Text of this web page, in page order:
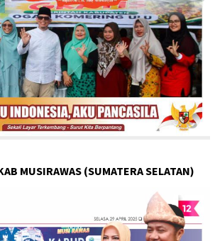
MUSIRAWAS (SUMATERA SELATAN)